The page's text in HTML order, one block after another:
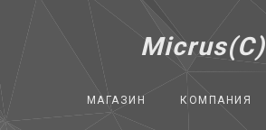
Micrus(C)
МАГАЗИН КОМПАНИЯ